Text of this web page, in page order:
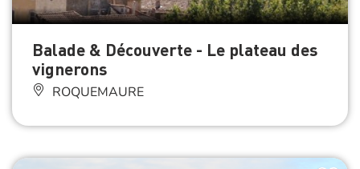
Balade & Découverte - Le plateau des
vignerons
ROQUEMAURE